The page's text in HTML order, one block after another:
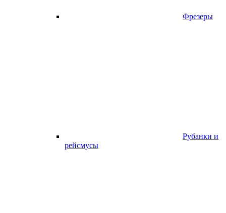
Фрезеры
Рубанки и
рейсмусы